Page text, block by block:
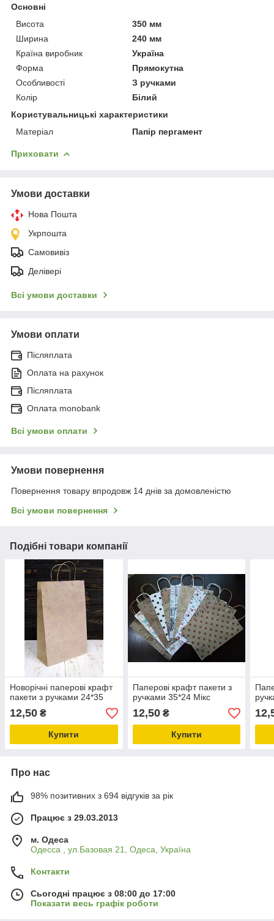
Основні
Висота
350 мм
Ширина
240 мм
Країна виробник
Україна
Форма
Прямокутна
Особливості
З ручками
Колір
Білий
Користувальницькі характеристики
Матеріал
Папір пергамент
Приховати
Умови доставки
Нова Пошта
Укрпошта
Самовивіз
Делівері
Всі умови доставки
Умови оплати
Післяплата
Оплата на рахунок
Післяплата
Оплата monobank
Всі умови оплати
Умови повернення
Повернення товару впродовж 14 днів за домовленістю
Всі умови повернення
Подібні товари компанії
Новорічні паперові крафт
пакети з ручками 24*35
12,50 ₴
Купити
Паперові крафт пакети з
ручками 35*24 Мікс
12,50₴
Купити
Про нас
98% позитивних з 694 відгуків за рік
Працює з 29.03.2013
м. Одеса
Одесса , ул.Базовая 21, Одеса, Україна
Контакти
Сьогодні працює з 08:00 до 17:00
Показати весь графік роботи